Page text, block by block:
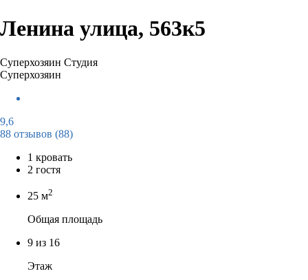
Ленина улица, 563к5
Суперхозяин Студия
Суперхозяин
9,6
88 отзывов (88)
1 кровать
2 гостя
25 м2
Общая площадь
9 из 16
Этаж